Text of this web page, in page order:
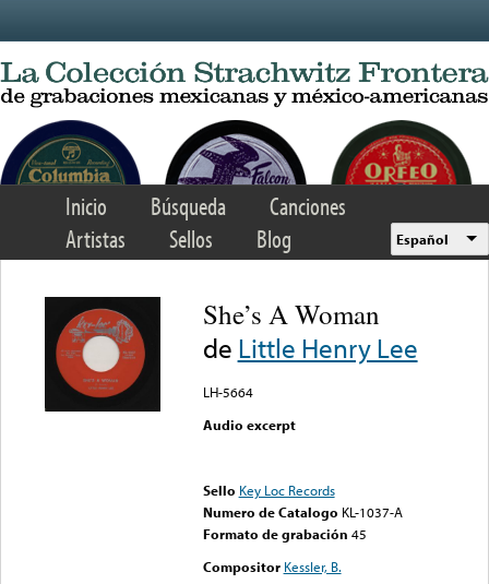
Inicio Búsqueda
Canciones
Artistas
Sellos Blog Español
She’s A Woman
de Little Henry Lee
LH-5664
Audio excerpt
Sello Key Loc Records
Numero de Catalogo KL-1037-A
Formato de grabación 45
Compositor Kessler, B.